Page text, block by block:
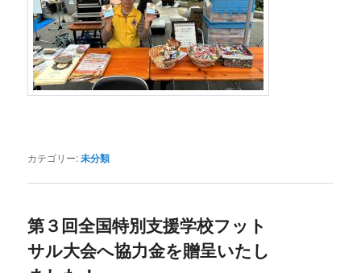
カテゴリー:未分類
第３回全国特別支援学校フット
サル大会へ協力金を贈呈いたし